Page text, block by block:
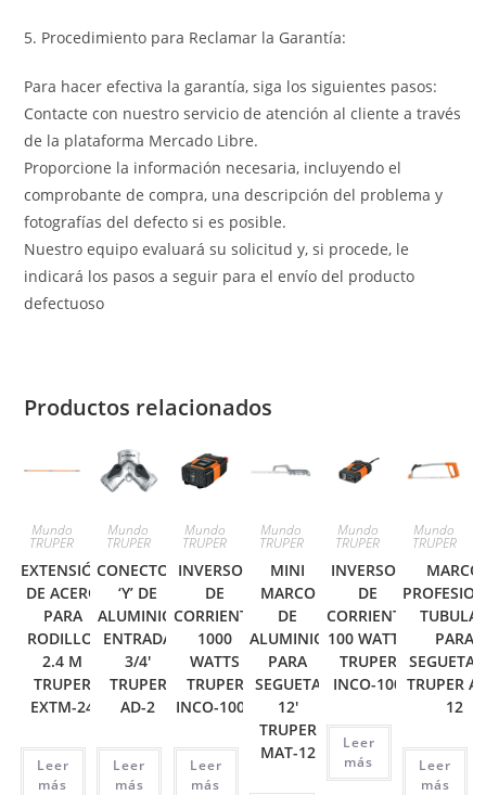
5. Procedimiento para Reclamar la Garantía:
Para hacer efectiva la garantía, siga los siguientes pasos:
Contacte con nuestro servicio de atención al cliente a través
de la plataforma Mercado Libre.
Proporcione la información necesaria, incluyendo el
comprobante de compra, una descripción del problema y
fotografías del defecto si es posible.
Nuestro equipo evaluará su solicitud y, si procede, le
indicará los pasos a seguir para el envío del producto
defectuoso
Productos relacionados
Mundo
TRUPER
EXTENSIÓN
DE ACERO
PARA
RODILLO,
2.4 M
TRUPER
EXTM-24
Leer
más
Mundo
TRUPER
CONECTOR
‘Y’ DE
ALUMINIO,
ENTRADA
3/4′
TRUPER
AD-2
Leer
más
Mundo
TRUPER
INVERSOR
DE
CORRIENTE
1000
WATTS
TRUPER
INCO-1000
Leer
más
Mundo
TRUPER
MINI
MARCO
DE
ALUMINIO
PARA
SEGUETA
12′
TRUPER
MAT-12
Mundo
TRUPER
INVERSOR
DE
CORRIENTE
100 WATTS
TRUPER
INCO-100
Leer
más
Mundo
TRUPER
MARCO
PARA
SEGUETA
TRUPER
12
Leer
más